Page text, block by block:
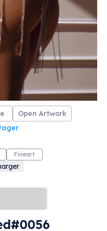
Open Artwork
Fineart